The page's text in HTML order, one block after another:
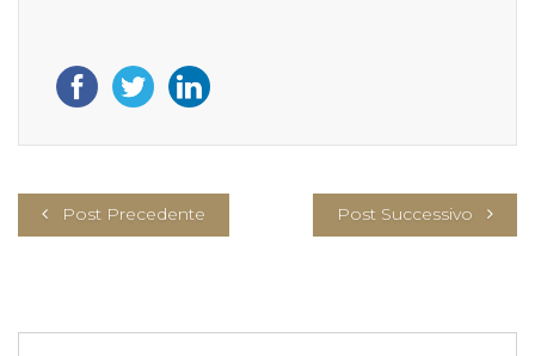
Post Precedente Post Successivo